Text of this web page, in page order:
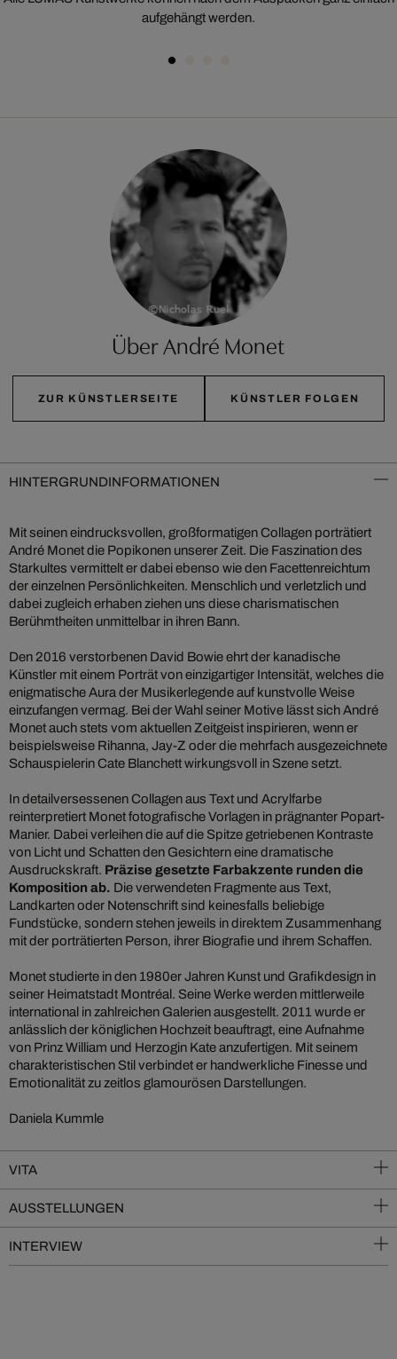
aufgehängt werden.
Über André Monet
ZUR KÜNSTLERSEITE KÜNSTLER FOLGEN
HINTERGRUNDINFORMATIONEN
Mit seinen eindrucksvollen, großformatigen Collagen porträtiert
André Monet die Popikonen unserer Zeit. Die Faszination des
Starkultes vermittelt er dabei ebenso wie den Facettenreichtum
der einzelnen Persönlichkeiten. Menschlich und verletzlich und
dabei zugleich erhaben ziehen uns diese charismatischen
Berühmtheiten unmittelbar in ihren Bann.
Den 2016 verstorbenen David Bowie ehrt der kanadische
Künstler mit einem Porträt von einzigartiger Intensität, welches die
enigmatische Aura der Musikerlegende auf kunstvolle Weise
einzufangen vermag. Bei der Wahl seiner Motive lässt sich André
Monet auch stets vom aktuellen Zeitgeist inspirieren, wenn er
beispielsweise Rihanna, Jay-Z oder die mehrfach ausgezeichnete
Schauspielerin Cate Blanchett wirkungsvoll in Szene setzt.
In detailversessenen Collagen aus Text und Acrylfarbe
reinterpretiert Monet fotografische Vorlagen in prägnanter Popart-
Manier. Dabei verleihen die auf die Spitze getriebenen Kontraste
von Licht und Schatten den Gesichtern eine dramatische
Ausdruckskraft. Präzise gesetzte Farbakzente runden die
Komposition ab. Die verwendeten Fragmente aus Text,
Landkarten oder Notenschrift sind keinesfalls beliebige
Fundstücke, sondern stehen jeweils in direktem Zusammenhang
mit der porträtierten Person, ihrer Biografie und ihrem Schaffen.
Monet studierte in den 1980er Jahren Kunst und Grafikdesign in
seiner Heimatstadt Montréal. Seine Werke werden mittlerweile
international in zahlreichen Galerien ausgestellt. 2011 wurde er
anlässlich der königlichen Hochzeit beauftragt, eine Aufnahme
von Prinz William und Herzogin Kate anzufertigen. Mit seinem
charakteristischen Stil verbindet er handwerkliche Finesse und
Emotionalität zu zeitlos glamourösen Darstellungen.
Daniela Kummle
VITA
AUSSTELLUNGEN
INTERVIEW